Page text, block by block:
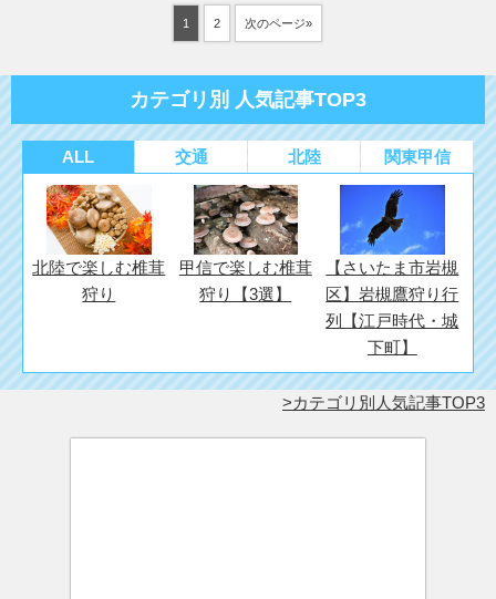
1 2 次のページ»
カテゴリ別 人気記事TOP3
ALL 交通 北陸 関東甲信
北陸で楽しむ椎茸
狩り
甲信で楽しむ椎茸
狩り【3選】
【さいたま市岩槻
区】岩槻鷹狩り行
列【江戸時代・城
下町】
カテゴリ別人気記事TOP3